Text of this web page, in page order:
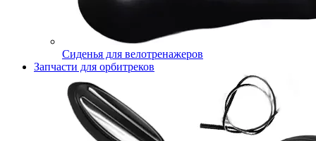
Сиденья для велотренажеров
Запчасти для орбитреков